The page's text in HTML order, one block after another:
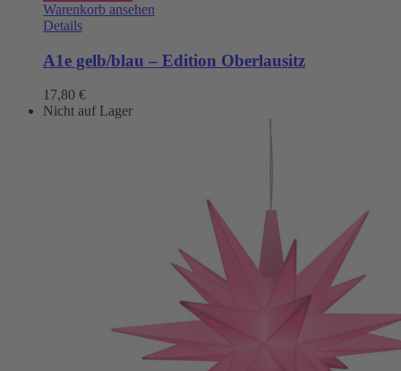
Warenkorb ansehen
Details
A1e gelb/blau – Edition Oberlausitz
17,80 €
Nicht auf Lager